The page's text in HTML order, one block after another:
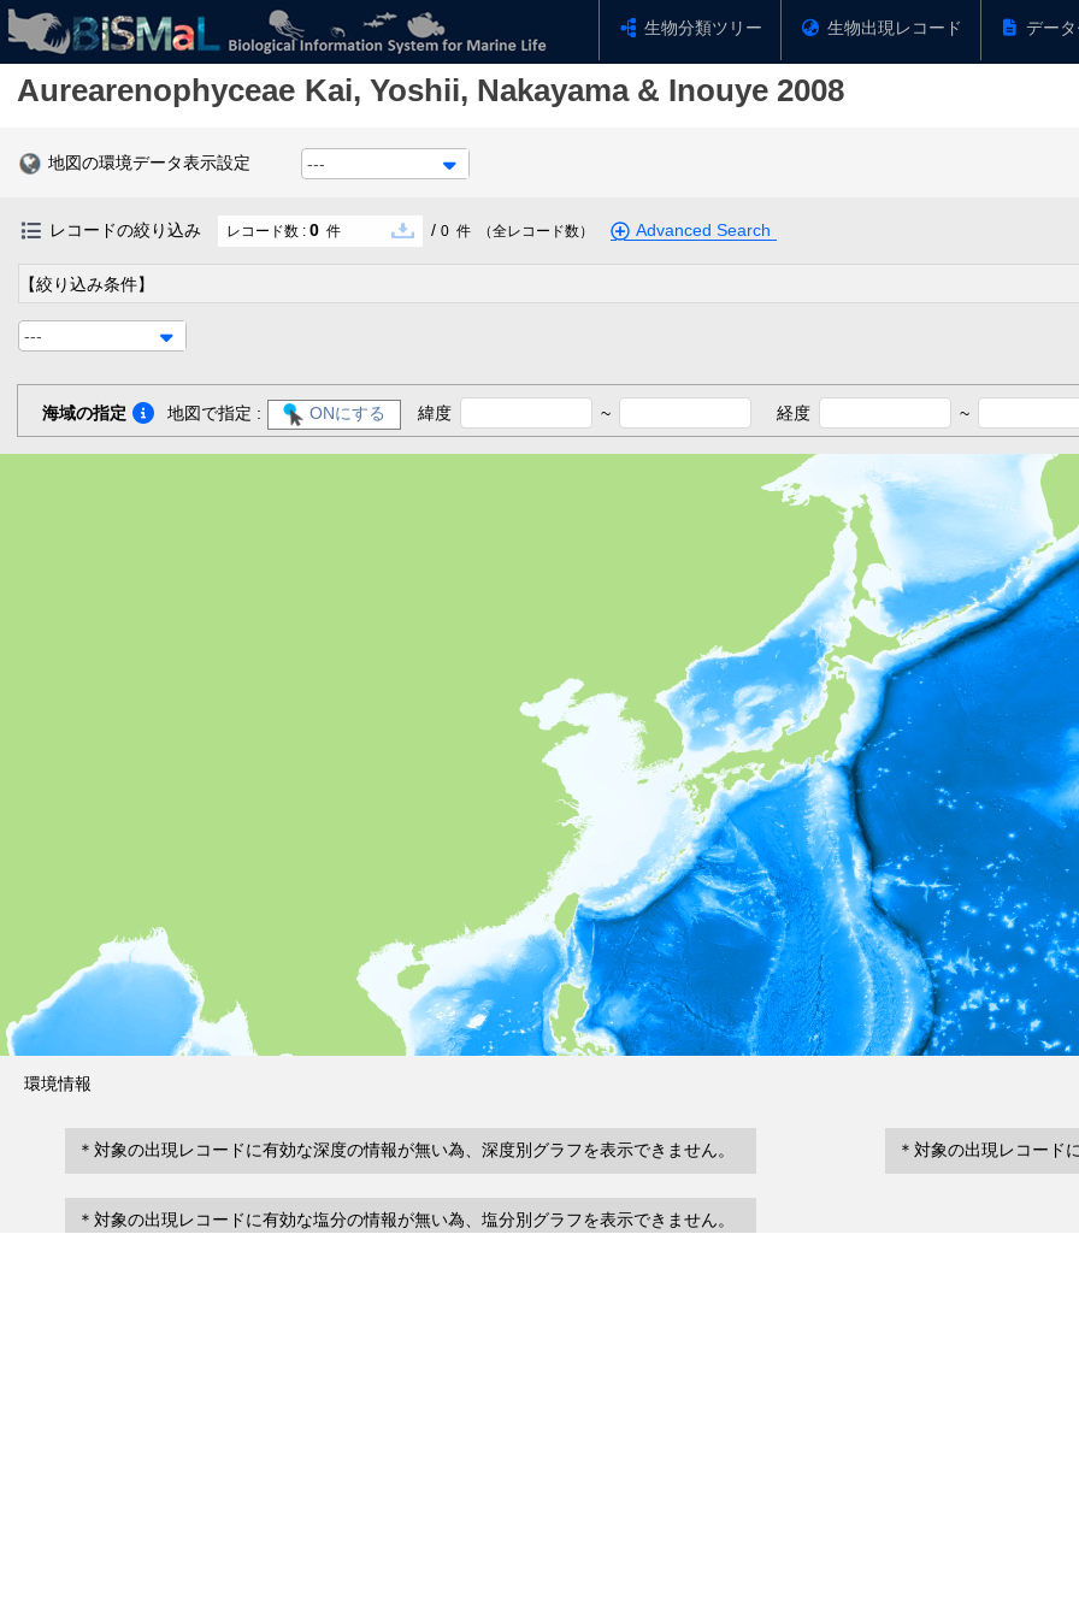
生物分類ツリー 生物出現レコード デー
Aurearenophyceae Kai, Yoshii, Nakayama & Inouye 2008
地図の環境データ表示設定 ---
レコードの絞り込み レコード数 : 0 件 / 0 件 （全レコード数） Advanced Search
【絞り込み条件】
---
海域の指定 地図で指定 : ONにする 緯度 ~ 経度 ~
環境情報
＊対象の出現レコードに有効な深度の情報が無い為、深度別グラフを表示できません。 ＊対象の出現レコード
＊対象の出現レコードに有効な塩分の情報が無い為、塩分別グラフを表示できません。